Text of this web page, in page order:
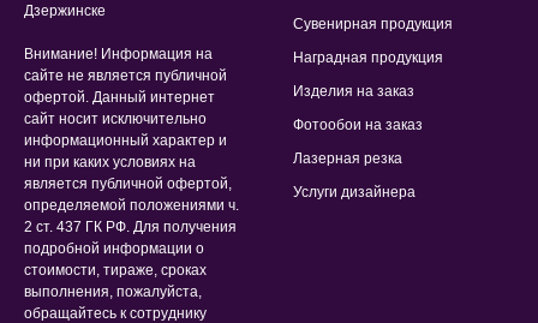
Дзержинске
Внимание! Информация на
сайте не является публичной
офертой. Данный интернет
сайт носит исключительно
информационный характер и
ни при каких условиях на
является публичной офертой,
определяемой положениями ч.
2 ст. 437 ГК РФ. Для получения
подробной информации о
стоимости, тираже, сроках
выполнения, пожалуйста,
обращайтесь к сотруднику
Сувенирная продукция
Наградная продукция
Изделия на заказ
Фотообои на заказ
Лазерная резка
Услуги дизайнера